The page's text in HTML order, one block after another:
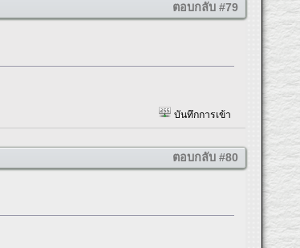
ตอบกลับ #79
บันทึกการเข้า
ตอบกลับ #80